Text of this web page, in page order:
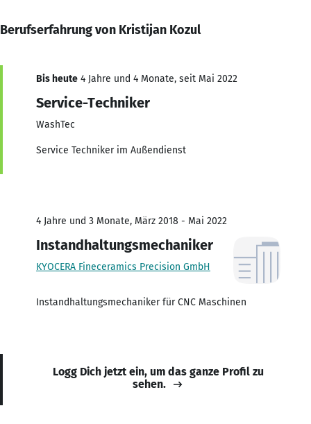
Berufserfahrung von Kristijan Kozul
Bis heute 4 Jahre und 4 Monate, seit Mai 2022
Service-Techniker
WashTec
Service Techniker im Außendienst
4 Jahre und 3 Monate, März 2018 - Mai 2022
Instandhaltungsmechaniker
KYOCERA Fineceramics Precision GmbH
Instandhaltungsmechaniker für CNC Maschinen
Logg Dich jetzt ein, um das ganze Profil zu
sehen.